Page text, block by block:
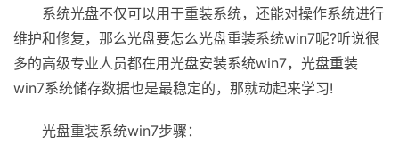
系统光盘不仅可以用于重装系统，还能对操作系统进行
维护和修复，那么光盘要怎么光盘重装系统win7呢?听说很
多的高级专业人员都在用光盘安装系统win7，光盘重装
win7系统储存数据也是最稳定的，那就动起来学习!
光盘重装系统win7步骤：